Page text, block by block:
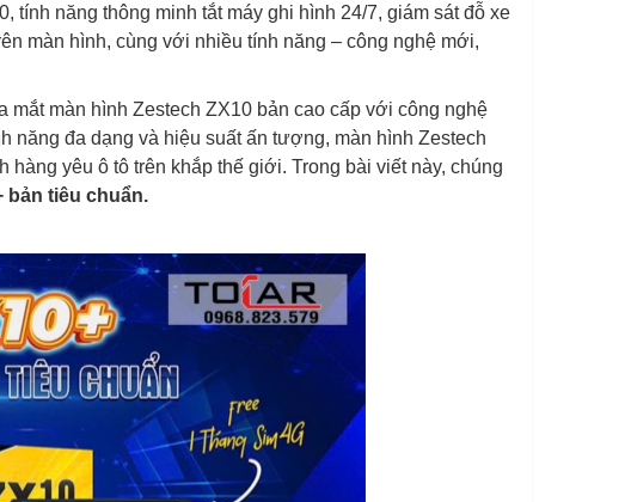
tính năng thông minh tắt máy ghi hình 24/7, giám sát đỗ xe
màn hình, cùng với nhiều tính năng – công nghệ mới,
màn hình Zestech ZX10 bản cao cấp với công nghệ
đa dạng và hiệu suất ấn tượng, màn hình Zestech
yêu ô tô trên khắp thế giới. Trong bài viết này, chúng
bản tiêu chuẩn.